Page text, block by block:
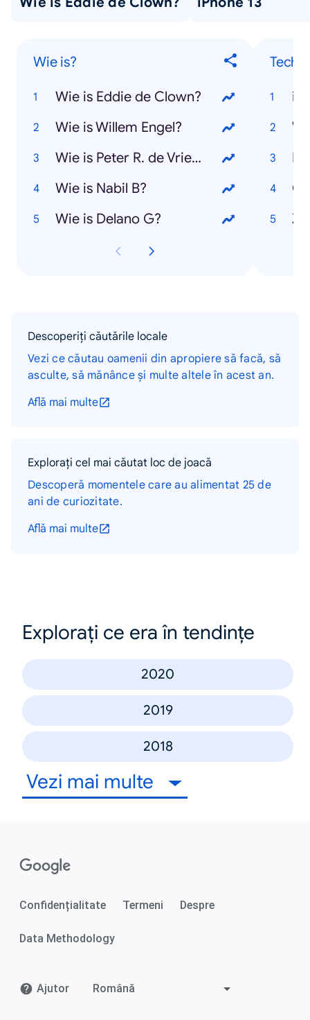
Wie is?
Wie is Eddie de Clown?
Wie is Willem Engel?
Wie is Peter R. de Vries?
Wie is Nabil B?
Wie is Delano G?
Descoperiți căutările locale
Vezi ce căutau oamenii din apropiere să facă, să
asculte, să mănânce și multe altele în acest an.
Află mai multe
Explorați cel mai căutat loc de joacă
Descoperă momentele care au alimentat 25 de
ani de curiozitate.
Află mai multe
Explorați ce era în tendințe
2020
2019
2018
Vezi mai multe
Confidențialitate Termeni Despre
Data Methodology
Ajutor